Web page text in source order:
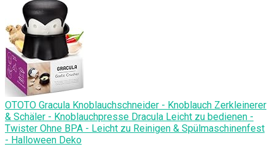
OTOTO Gracula Knoblauchschneider - Knoblauch Zerkleinerer
& Schäler - Knoblauchpresse Dracula Leicht zu bedienen -
Twister Ohne BPA - Leicht zu Reinigen & Spülmaschinenfest
- Halloween Deko